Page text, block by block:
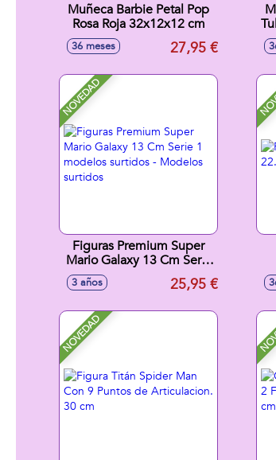
Muñeca Barbie Petal Pop
Rosa Roja 32x12x12 cm
36 meses 27,95 €
NOVEDAD
Figuras Premium Super
Mario Galaxy 13 Cm Serie
1 modelos surtidos -
Modelos surtidos
3 años 25,95 €
NOVEDAD